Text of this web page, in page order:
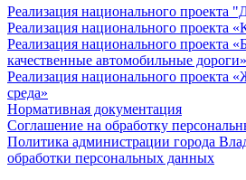
Реализация национального проекта
Реализация национального проекта
Реализация национального проекта
качественные автомобильные дороги»
Реализация национального проекта
среда»
Нормативная документация
Соглашение на обработку
Политика администрации города
обработки персональных данных